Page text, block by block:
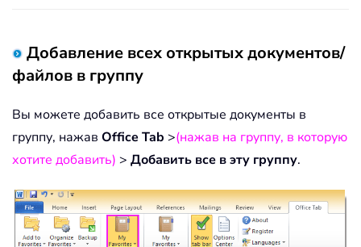
Добавление всех открытых документов/
файлов в группу
Вы можете добавить все открытые документы в
группу, нажав Office Tab >(нажав на группу, в которую
хотите добавить) > Добавить все в эту группу.